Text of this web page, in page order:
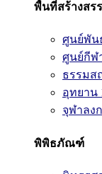
พื้นที่สร้างสร
ศูนย์พัน
ศูนย์กีฬ
ธรรมส
อุทยาน
จุฬาลง
พิพิธภัณฑ์